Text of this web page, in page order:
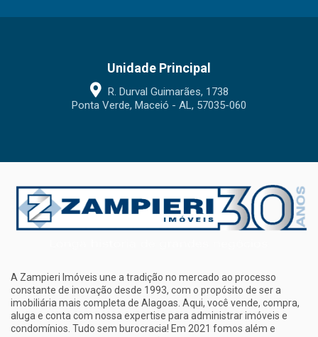
Unidade Principal
R. Durval Guimarães, 1738
Ponta Verde, Maceió - AL, 57035-060
A Zampieri Imóveis une a tradição no mercado ao processo
constante de inovação desde 1993, com o propósito de ser a
imobiliária mais completa de Alagoas. Aqui, você vende, compra,
aluga e conta com nossa expertise para administrar imóveis e
condomínios. Tudo sem burocracia! Em 2021 fomos além e